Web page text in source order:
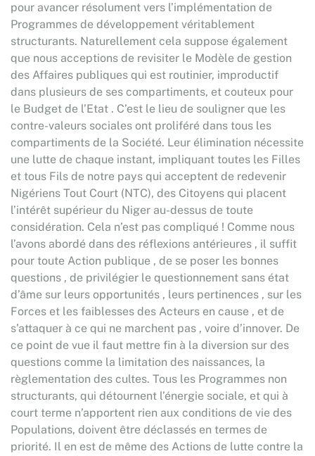
pour avancer résolument vers l’implémentation de
Programmes de développement véritablement
structurants. Naturellement cela suppose également
que nous acceptions de revisiter le Modèle de gestion
des Affaires publiques qui est routinier, improductif
dans plusieurs de ses compartiments, et couteux pour
le Budget de l’Etat . C’est le lieu de souligner que les
contre-valeurs sociales ont proliféré dans tous les
compartiments de la Société. Leur élimination nécessite
une lutte de chaque instant, impliquant toutes les Filles
et tous Fils de notre pays qui acceptent de redevenir
Nigériens Tout Court (NTC), des Citoyens qui placent
l’intérêt supérieur du Niger au-dessus de toute
considération. Cela n’est pas compliqué ! Comme nous
l’avons abordé dans des réflexions antérieures , il suffit
pour toute Action publique , de se poser les bonnes
questions , de privilégier le questionnement sans état
d’âme sur leurs opportunités , leurs pertinences , sur les
Forces et les faiblesses des Acteurs en cause , et de
s’attaquer à ce qui ne marchent pas , voire d’innover. De
ce point de vue il faut mettre fin à la diversion sur des
questions comme la limitation des naissances, la
règlementation des cultes. Tous les Programmes non
structurants, qui détournent l’énergie sociale, et qui à
court terme n’apportent rien aux conditions de vie des
Populations, doivent être déclassés en termes de
priorité. Il en est de même des Actions de lutte contre la